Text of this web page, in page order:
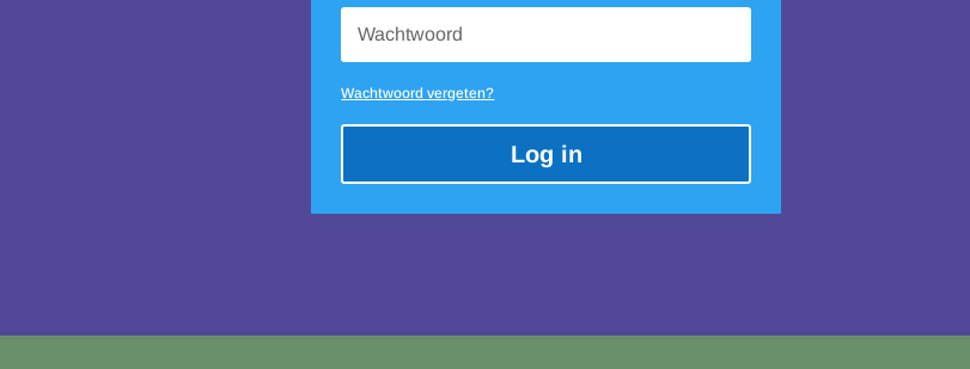
Wachtwoord vergeten?
Log in